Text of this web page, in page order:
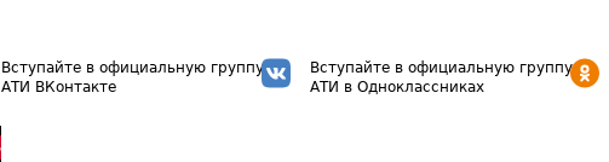
Вступайте в официальную группу
АТИ ВКонтакте
Вступайте в официальную группу
АТИ в Одноклассниках